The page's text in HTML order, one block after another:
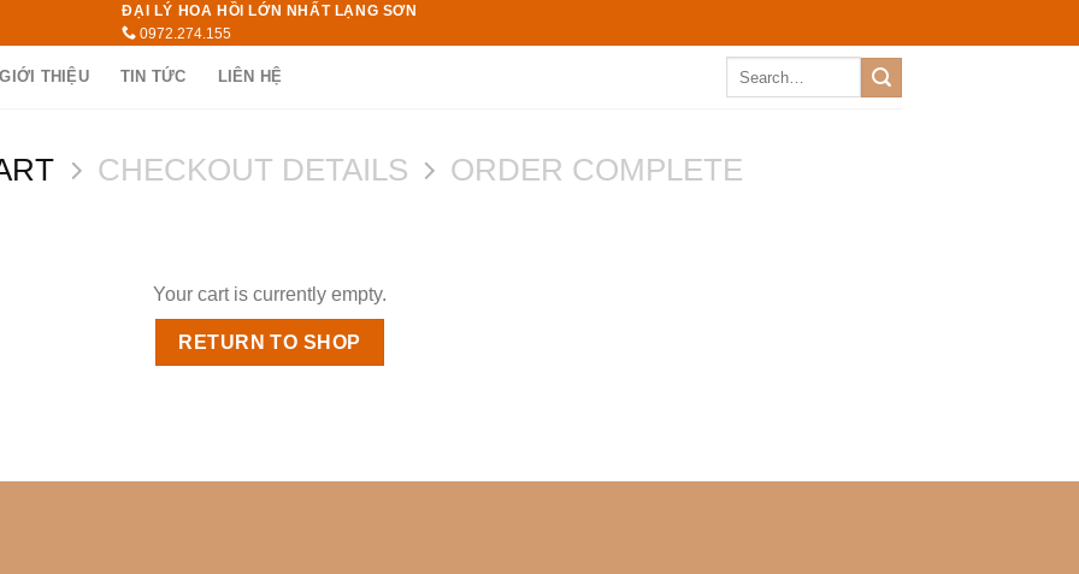
ĐẠI LÝ HOA HỒI LỚN NHẤT LẠNG SƠN
0972.274.155
GIỚI THIỆU TIN TỨC LIÊN HỆ
CHECKOUT DETAILS ORDER COMPLETE
Your cart is currently empty.
RETURN TO SHOP